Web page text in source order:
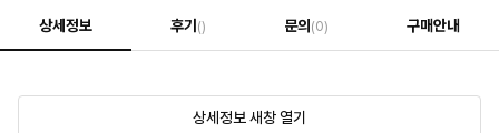
상세정보 후기 () 문의 (0) 구매안내
상세정보 새창 열기